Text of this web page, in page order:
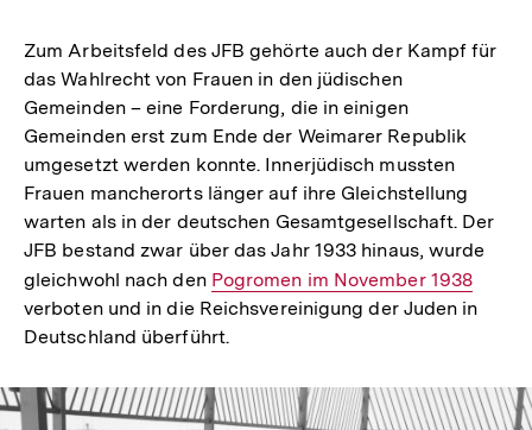
Zum Arbeitsfeld des JFB gehörte auch der Kampf für
das Wahlrecht von Frauen in den jüdischen
Gemeinden – eine Forderung, die in einigen
Gemeinden erst zum Ende der Weimarer Republik
umgesetzt werden konnte. Innerjüdisch mussten
Frauen mancherorts länger auf ihre Gleichstellung
warten als in der deutschen Gesamtgesellschaft. Der
JFB bestand zwar über das Jahr 1933 hinaus, wurde
gleichwohl nach den Interner
Link:
Pogromen im November 1938
verboten und in die Reichsvereinigung der Juden in
Deutschland überführt.